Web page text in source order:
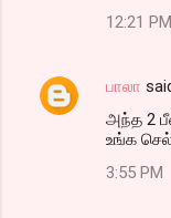
12:21 PM
பாலா
அந்த 2
உங்க
3:55 PM